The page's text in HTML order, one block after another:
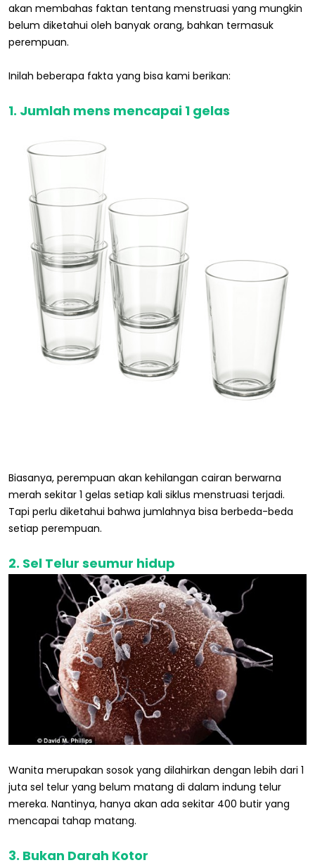
akan membahas faktan tentang menstruasi yang mungkin
belum diketahui oleh banyak orang, bahkan termasuk
perempuan.
Inilah beberapa fakta yang bisa kami berikan:
1. Jumlah mens mencapai 1 gelas
Biasanya, perempuan akan kehilangan cairan berwarna
merah sekitar 1 gelas setiap kali siklus menstruasi terjadi.
Tapi perlu diketahui bahwa jumlahnya bisa berbeda-beda
setiap perempuan.
2. Sel Telur seumur hidup
Wanita merupakan sosok yang dilahirkan dengan lebih dari 1
juta sel telur yang belum matang di dalam indung telur
mereka. Nantinya, hanya akan ada sekitar 400 butir yang
mencapai tahap matang.
3. Bukan Darah Kotor